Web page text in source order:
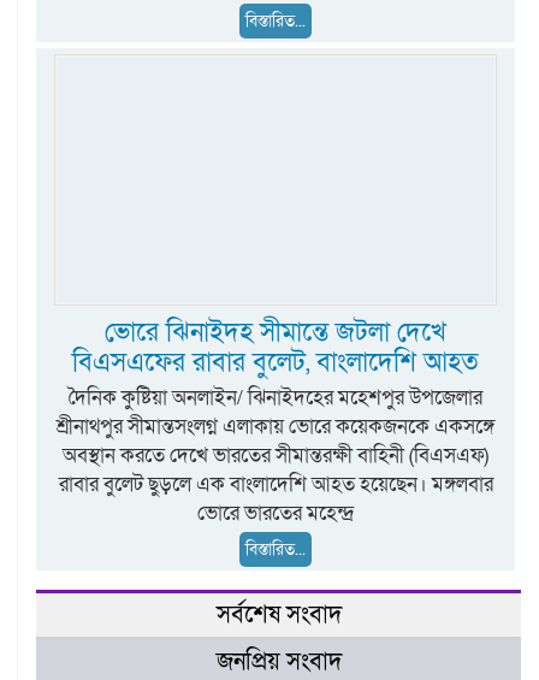
বিস্তারিত...
ভোরে ঝিনাইদহ সীমান্তে জটলা দেখে
বিএসএফের রাবার বুলেট, বাংলাদেশি আহত
দৈনিক কুষ্টিয়া অনলাইন/ ঝিনাইদহের মহেশপুর উপজেলার
শ্রীনাথপুর সীমান্তসংলগ্ন এলাকায় ভোরে কয়েকজনকে একসঙ্গে
অবস্থান করতে দেখে ভারতের সীমান্তরক্ষী বাহিনী (বিএসএফ)
রাবার বুলেট ছুড়লে এক বাংলাদেশি আহত হয়েছেন। মঙ্গলবার
ভোরে ভারতের মহেন্দ্র
বিস্তারিত...
সর্বশেষ সংবাদ
জনপ্রিয় সংবাদ